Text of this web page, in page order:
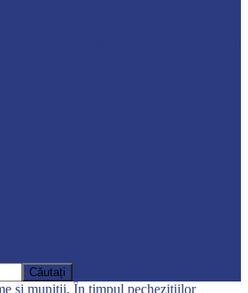
și muniții. În timpul pechezițiilor